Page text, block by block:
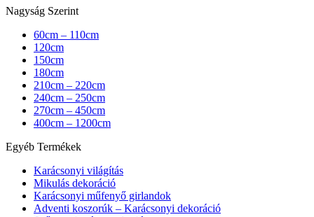
Nagyság Szerint
60cm – 110cm
120cm
150cm
180cm
210cm – 220cm
240cm – 250cm
270cm – 450cm
400cm – 1200cm
Egyéb Termékek
Karácsonyi világítás
Mikulás dekoráció
Karácsonyi műfenyő girlandok
Adventi koszorúk – Karácsonyi dekoráció